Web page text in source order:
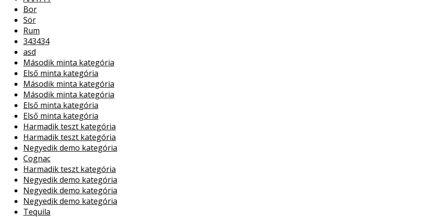
Bor
Sör
Rum
343434
asd
Második minta kategória
Első minta kategória
Második minta kategória
Második minta kategória
Első minta kategória
Első minta kategória
Harmadik teszt kategória
Harmadik teszt kategória
Negyedik demo kategória
Cognac
Harmadik teszt kategória
Negyedik demo kategória
Negyedik demo kategória
Negyedik demo kategória
Tequila